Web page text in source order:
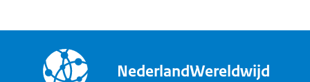
NederlandWereldwijd